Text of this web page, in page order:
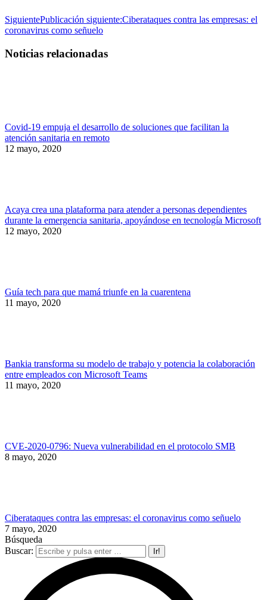
SiguientePublicación siguiente:Ciberataques contra las empresas: el
coronavirus como señuelo
Noticias relacionadas
Covid-19 empuja el desarrollo de soluciones que facilitan la
atención sanitaria en remoto
12 mayo, 2020
Acaya crea una plataforma para atender a personas dependientes
durante la emergencia sanitaria, apoyándose en tecnología Microsoft
12 mayo, 2020
Guía tech para que mamá triunfe en la cuarentena
11 mayo, 2020
Bankia transforma su modelo de trabajo y potencia la colaboración
entre empleados con Microsoft Teams
11 mayo, 2020
CVE-2020-0796: Nueva vulnerabilidad en el protocolo SMB
8 mayo, 2020
Ciberataques contra las empresas: el coronavirus como señuelo
7 mayo, 2020
Búsqueda
Buscar: